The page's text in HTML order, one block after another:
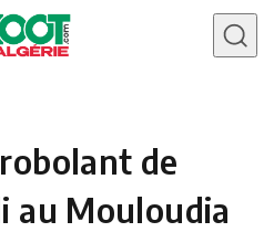
de
au Mouloudia